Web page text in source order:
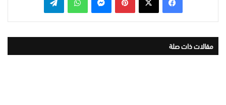
مقالات ذات صلة